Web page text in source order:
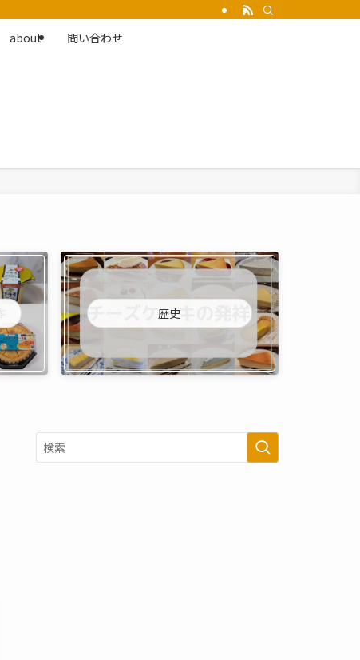
about 問い合わせ
歴史